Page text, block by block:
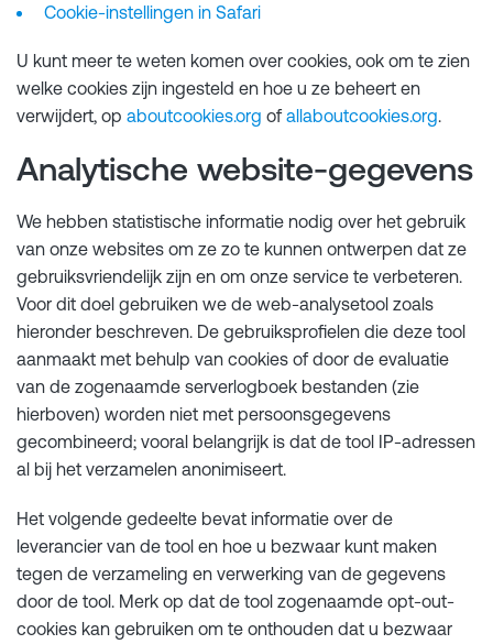
Cookie-instellingen in Safari
U kunt meer te weten komen over cookies, ook om te zien
welke cookies zijn ingesteld en hoe u ze beheert en
verwijdert, op aboutcookies.org of allaboutcookies.org.
Analytische website-gegevens
We hebben statistische informatie nodig over het gebruik
van onze websites om ze zo te kunnen ontwerpen dat ze
gebruiksvriendelijk zijn en om onze service te verbeteren.
Voor dit doel gebruiken we de web-analysetool zoals
hieronder beschreven. De gebruiksprofielen die deze tool
aanmaakt met behulp van cookies of door de evaluatie
van de zogenaamde serverlogboek bestanden (zie
hierboven) worden niet met persoonsgegevens
gecombineerd; vooral belangrijk is dat de tool IP-adressen
al bij het verzamelen anonimiseert.
Het volgende gedeelte bevat informatie over de
leverancier van de tool en hoe u bezwaar kunt maken
tegen de verzameling en verwerking van de gegevens
door de tool. Merk op dat de tool zogenaamde opt-out-
cookies kan gebruiken om te onthouden dat u bezwaar